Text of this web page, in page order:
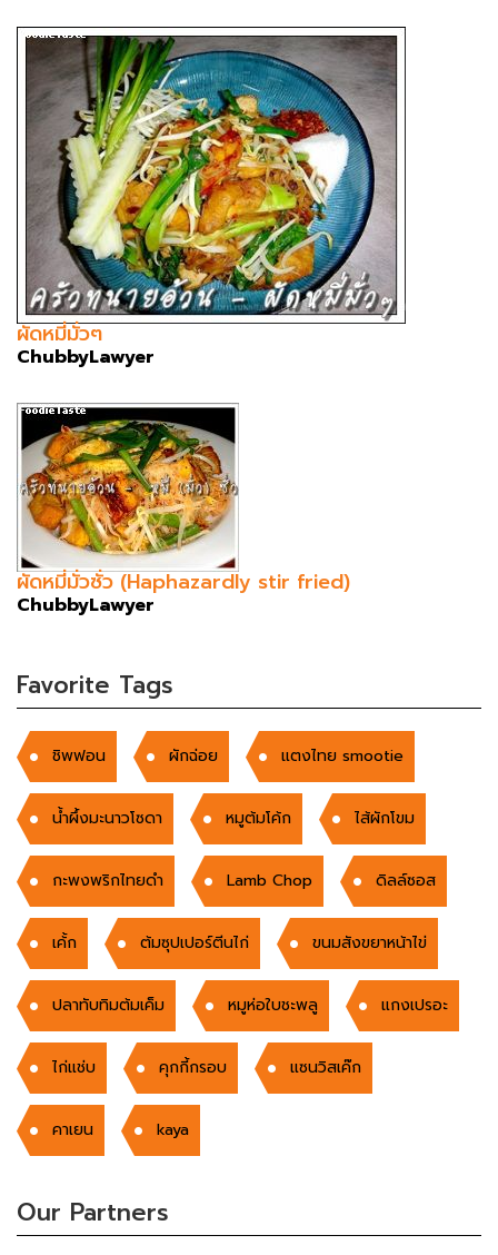
ผัดหมี่มั่วๆ
ChubbyLawyer
ผัดหมี่มั่วซั่ว (Haphazardly stir fried)
ChubbyLawyer
Favorite Tags
ชิพฟอน ผักฉ่อย แตงไทย smootie
น้ำผึ้งมะนาวโซดา หมูต้มโค้ก ไส้ผักโขม
กะพงพริกไทยดำ Lamb Chop ดิลล์ซอส
เค้้ก ต้มซุปเปอร์ตีนไก่ ขนมสังขยาหน้าไข่
ปลาทับทิมต้มเค็ม หมูห่อใบชะพลู แกงเปรอะ
ไก่แช่บ คุกกี้กรอบ แซนวิสเค๊ก
คาเยน kaya
Our Partners